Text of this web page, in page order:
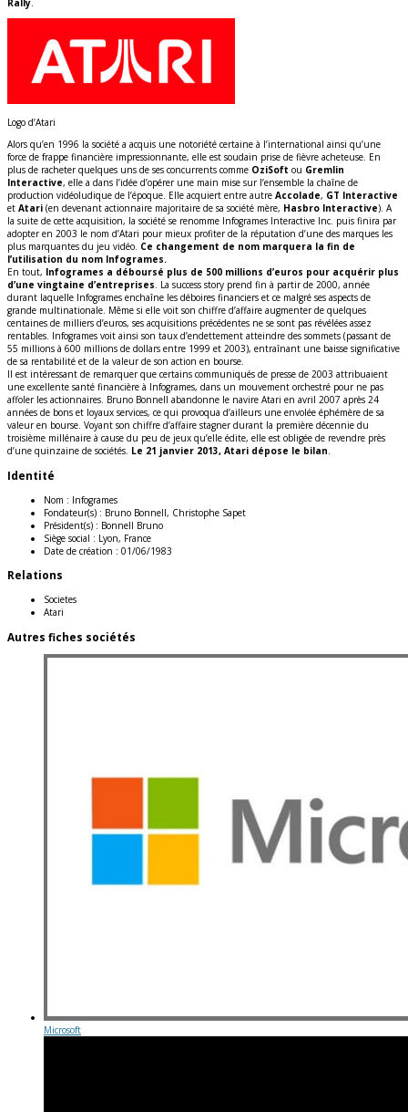
Rally.
Logo d’Atari
Alors qu’en 1996 la société a acquis une notoriété certaine à l’international ainsi qu’une
force de frappe financière impressionnante, elle est soudain prise de fièvre acheteuse. En
plus de racheter quelques uns de ses concurrents comme OziSoft ou Gremlin
Interactive, elle a dans l’idée d’opérer une main mise sur l’ensemble la chaîne de
production vidéoludique de l’époque. Elle acquiert entre autre Accolade, GT Interactive
et Atari (en devenant actionnaire majoritaire de sa société mère, Hasbro Interactive). A
la suite de cette acquisition, la société se renomme Infogrames Interactive Inc. puis finira par
adopter en 2003 le nom d’Atari pour mieux profiter de la réputation d’une des marques les
plus marquantes du jeu vidéo. Ce changement de nom marquera la fin de
l’utilisation du nom Infogrames.
En tout, Infogrames a déboursé plus de 500 millions d’euros pour acquérir plus
d’une vingtaine d’entreprises. La success story prend fin à partir de 2000, année
durant laquelle Infogrames enchaîne les déboires financiers et ce malgré ses aspects de
grande multinationale. Même si elle voit son chiffre d’affaire augmenter de quelques
centaines de milliers d’euros, ses acquisitions précédentes ne se sont pas révélées assez
rentables. Infogrames voit ainsi son taux d’endettement atteindre des sommets (passant de
55 millions à 600 millions de dollars entre 1999 et 2003), entraînant une baisse significative
de sa rentabilité et de la valeur de son action en bourse.
Il est intéressant de remarquer que certains communiqués de presse de 2003 attribuaient
une excellente santé financière à Infogrames, dans un mouvement orchestré pour ne pas
affoler les actionnaires. Bruno Bonnell abandonne le navire Atari en avril 2007 après 24
années de bons et loyaux services, ce qui provoqua d’ailleurs une envolée éphémère de sa
valeur en bourse. Voyant son chiffre d’affaire stagner durant la première décennie du
troisième millénaire à cause du peu de jeux qu’elle édite, elle est obligée de revendre près
d’une quinzaine de sociétés. Le 21 janvier 2013, Atari dépose le bilan.
Identité
Nom : Infogrames
Fondateur(s) : Bruno Bonnell, Christophe Sapet
Président(s) : Bonnell Bruno
Siège social : Lyon, France
Date de création : 01/06/1983
Relations
Societes
Atari
Autres fiches sociétés
Microsoft